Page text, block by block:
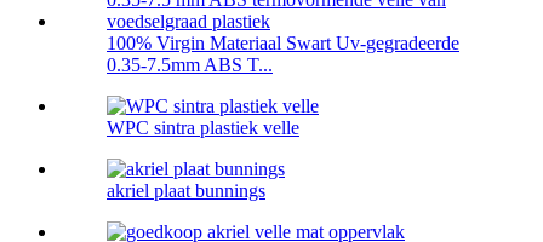
100% Virgin Materiaal Swart Uv-gegradeerde
0.35-7.5mm ABS T...
WPC sintra plastiek velle
akriel plaat bunnings